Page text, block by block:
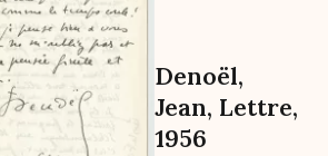
Denoël,
Jean, Lettre,
1956